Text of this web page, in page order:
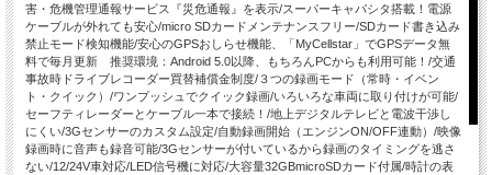
害・危機管理通報サービス『災危通報』を表示/スーパーキャパシタ搭載！電源
ケーブルが外れても安心/micro SDカードメンテナンスフリー/SDカード書き込み
禁止モード検知機能/安心のGPSおしらせ機能、「MyCellstar」でGPSデータ無
料で毎月更新 推奨環境：Android 5.0以降、もちろんPCからも利用可能！/交通
事故時ドライブレコーダー買替補償金制度/３つの録画モード（常時・イベン
ト・クイック）/ワンプッシュでクイック録画/いろいろな車両に取り付けが可能/
セーフティレーダーとケーブル一本で接続！/地上デジタルテレビと電波干渉し
にくい/3Gセンサーのカスタム設定/自動録画開始（エンジンON/OFF連動）/映像
録画時に音声も録音可能/3Gセンサーが付いているから録画のタイミングを逃さ
ない/12/24V車対応/LED信号機に対応/大容量32GBmicroSDカード付属/時計の表